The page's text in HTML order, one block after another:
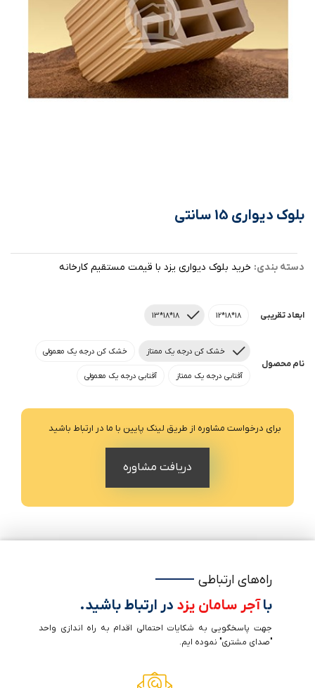
بلوک دیواری 15 سانتی
دسته بندی: خرید بلوک دیواری یزد با قیمت مستقیم کارخانه
ابعاد تقریبی 18*18*12
18*18*13
نام محصول
خشک کن درجه یک ممتاز خشک کن درجه یک معمولی
آفتابی درجه یک ممتاز آفتابی درجه یک معمولی
برای درخواست مشاوره از طریق لینک پایین با ما در ارتباط باشید
دریافت مشاوره
راه‌های ارتباطی
باآجر سامان یزد در ارتباط باشید.
جهت پاسخگویی به شکایات احتمالی اقدام به راه اندازی واحد
"صدای مشتری" نموده ایم.